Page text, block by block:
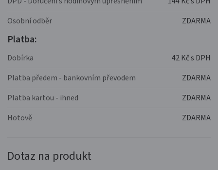
Osobní odběr
ZDARMA
Platba:
Dobírka
42 Kč s DPH
Platba předem - bankovním převodem
ZDARMA
Platba kartou - ihned
ZDARMA
Hotově
ZDARMA
Dotaz na produkt